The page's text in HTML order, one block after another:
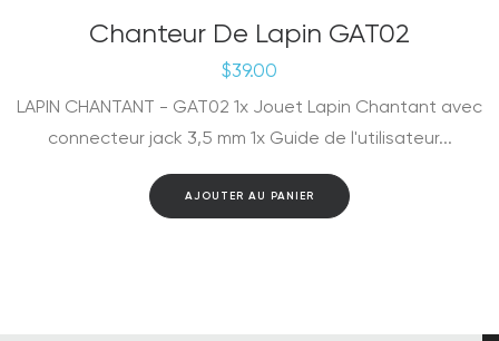
Chanteur De Lapin GAT02
$39.00
LAPIN CHANTANT - GAT02 1x Jouet Lapin Chantant avec
connecteur jack 3,5 mm 1x Guide de l'utilisateur...
AJOUTER AU PANIER